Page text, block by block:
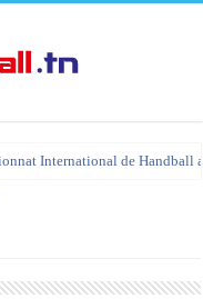
et liste des joueurs